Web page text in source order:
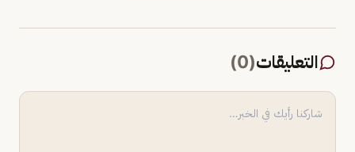
التعليقات(
0
)